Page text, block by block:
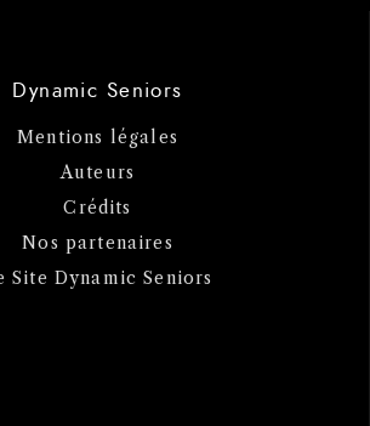
Dynamic Seniors
Mentions légales
Auteurs
Crédits
Nos partenaires
Site Dynamic Seniors